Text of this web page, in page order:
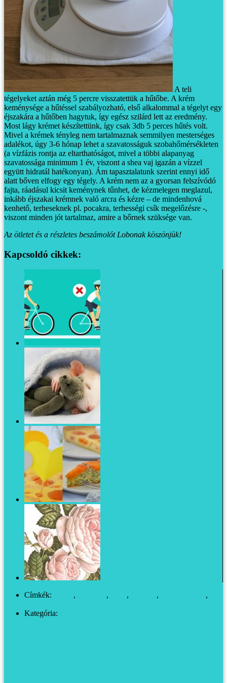
A teli
tégelyeket aztán még 5 percre visszatettük a hűtőbe. A krém
keménysége a hűtéssel szabályozható, első alkalommal a tégelyt egy
éjszakára a hűtőben hagytuk, így egész szilárd lett az eredmény.
Most lágy krémet készítettünk, így csak 3db 5 perces hűtés volt.
Mivel a krémek tényleg nem tartalmaznak semmilyen mesterséges
adalékot, úgy 3-6 hónap lehet a szavatosságuk szobahőmérsékleten
(a vízfázis rontja az eltarthatóságot, mivel a többi alapanyag
szavatossága minimum 1 év, viszont a shea vaj igazán a vízzel
együtt hidratál hatékonyan). Ám tapasztalatunk szerint ennyi idő
alatt bőven elfogy egy tégely. A krém nem az a gyorsan felszívódó
fajta, ráadásul kicsit keménynek tűnhet, de kézmelegen meglazul,
inkább éjszakai krémnek való arcra és kézre – de mindenhová
kenhető, terheseknek pl. pocakra, terhességi csík megelőzésre -,
viszont minden jót tartalmaz, amire a bőrnek szüksége van.
Az ötletet és a részletes beszámolót Lobonak köszönjük!
Kapcsoldó cikkek:
Címkék: , , , , ,
Kategória: